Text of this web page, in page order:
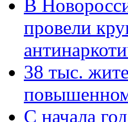
В
провели
38 тыс.
повышенном
С начала